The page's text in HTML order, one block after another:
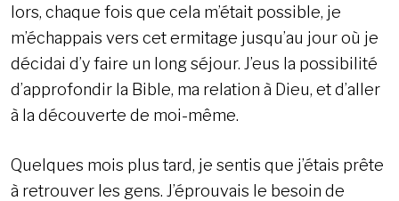
lors, chaque fois que cela m’était possible, je
m’échappais vers cet ermitage jusqu’au jour où je
décidai d’y faire un long séjour. J’eus la possibilité
d’approfondir la Bible, ma relation à Dieu, et d’aller
à la découverte de moi-même.
Quelques mois plus tard, je sentis que j’étais prête
à retrouver les gens. J’éprouvais le besoin de